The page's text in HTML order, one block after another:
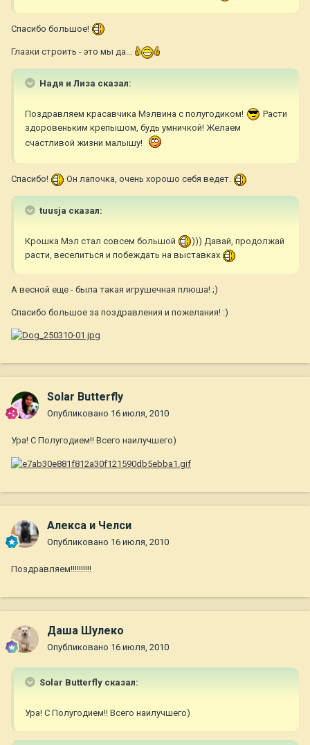
Спасибо большое!
Глазки строить - это мы да...
Надя и Лиза сказал:
Поздравляем красавчика Мэлвина с полугодиком!
Расти
здоровеньким крепышом, будь умничкой! Желаем
счастливой жизни малышу!
Спасибо! Он лапочка, очень хорошо себя ведет.
tuusja сказал:
Крошка Мэл стал совсем большой
))) Давай, продолжай
расти, веселиться и побеждать на выставках
А весной еще - была такая игрушечная плюша! ;)
Спасибо большое за поздравления и пожелания! :)
Solar Butterfly
Опубликовано 16 июля, 2010
Ура! С Полугодием!! Всего наилучшего)
Алекса и Челси
Опубликовано 16 июля, 2010
Поздравляем!!!!!!!!!!
Даша Шулеко
Опубликовано 16 июля, 2010
Solar Butterfly сказал:
Ура! С Полугодием!! Всего наилучшего)